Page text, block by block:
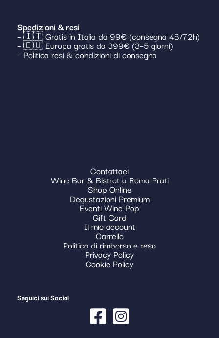
Spedizioni & resi
– 🇮🇹 Gratis in Italia da 99€ (consegna 48/72h)
– 🇪🇺 Europa gratis da 399€ (3–5 giorni)
– Politica resi & condizioni di consegna
Contattaci
Wine Bar & Bistrot a Roma Prati
Shop Online
Degustazioni Premium
Eventi Wine Pop
Gift Card
Il mio account
Carrello
Politica di rimborso e reso
Privacy Policy
Cookie Policy
Seguici sui Social